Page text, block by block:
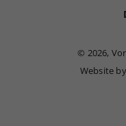
© 2026,
Website